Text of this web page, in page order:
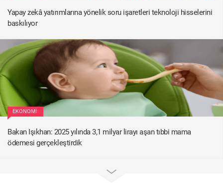
Yapay zekâ yatırımlarına yönelik soru işaretleri teknoloji hisselerini
baskılıyor
EKONOMI
Bakan Işıkhan: 2025 yılında 3,1 milyar lirayı aşan tıbbi mama
ödemesi gerçekleştirdik